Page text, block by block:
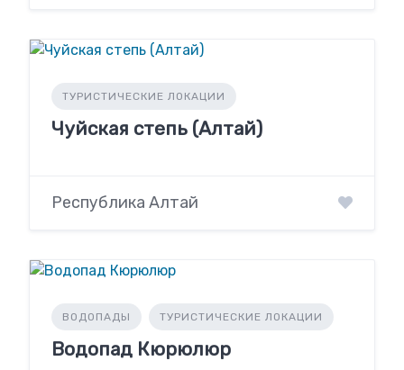
ТУРИСТИЧЕСКИЕ ЛОКАЦИИ
Чуйская степь (Алтай)
Республика Алтай
ВОДОПАДЫ ТУРИСТИЧЕСКИЕ ЛОКАЦИИ
Водопад Кюрюлюр